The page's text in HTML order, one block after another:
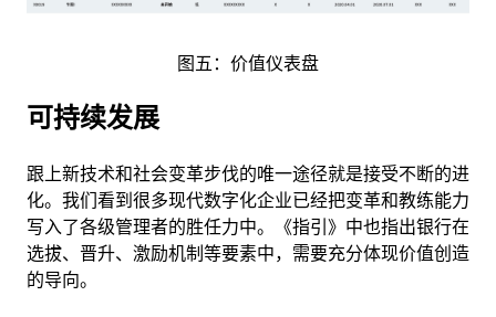
图五：价值仪表盘
可持续发展
跟上新技术和社会变革步伐的唯一途径就是接受不断的进
化。我们看到很多现代数字化企业已经把变革和教练能力
写入了各级管理者的胜任力中。《指引》中也指出银行在
选拔、晋升、激励机制等要素中，需要充分体现价值创造
的导向。